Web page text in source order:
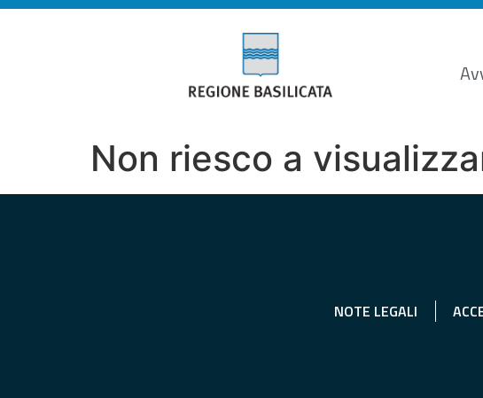
Non riesco a
NOTE LEGALI